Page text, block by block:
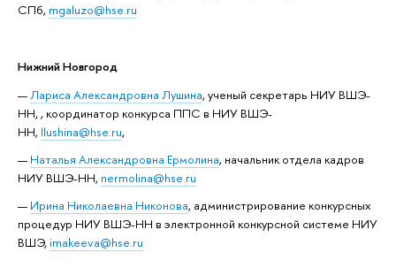
СПб, mgaluzo@hse.ru
Нижний Новгород
Лариса Александровна Лушина, ученый секретарь НИУ ВШЭ-
НН, , координатор конкурса ППС в НИУ ВШЭ-
НН, llushina@hse.ru,
Наталья Александровна Ермолина, начальник отдела кадров
НИУ ВШЭ-НН, nermolina@hse.ru
Ирина Николаевна Никонова, администрирование конкурсных
процедур НИУ ВШЭ-НН в электронной конкурсной системе НИУ
ВШЭ,imakeeva@hse.ru